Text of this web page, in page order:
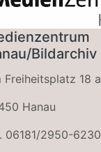
Bildarchiv
Freiheitsplatz 18 a
Hanau
06181/2950-6230